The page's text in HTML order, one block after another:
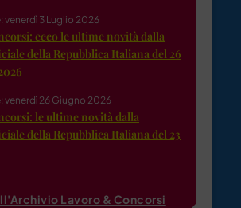
venerdì 3 Luglio 2026
ecco le ultime novità dalla
della Repubblica Italiana del 26
venerdì 26 Giugno 2026
le ultime novità dalla
della Repubblica Italiana del 23
Lavoro & Concorsi